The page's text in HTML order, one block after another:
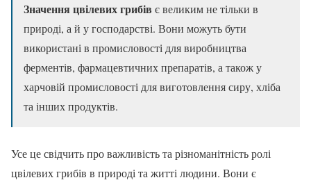
Значення цвілевих грибів є великим не тільки в
природі, а й у господарстві. Вони можуть бути
використані в промисловості для виробництва
ферментів, фармацевтичних препаратів, а також у
харчовій промисловості для виготовлення сиру, хліба
та інших продуктів.
Усе це свідчить про важливість та різноманітність ролі
цвілевих грибів в природі та житті людини. Вони є